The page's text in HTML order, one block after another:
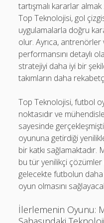
tartışmalı kararlar
Top Teknolojisi, gol
uygulamalarla doğru
olur. Ayrıca, antrenörler
performansını detaylı
stratejiyi daha iyi bir
takımların daha
Top Teknolojisi, futbol
noktasıdır ve
sayesinde
oyununa getirdiği
bir katkı
bu tür yenilikçi çözümler
gelecekte futbolun
oyun olmasını
İlerlemenin Oyunu: